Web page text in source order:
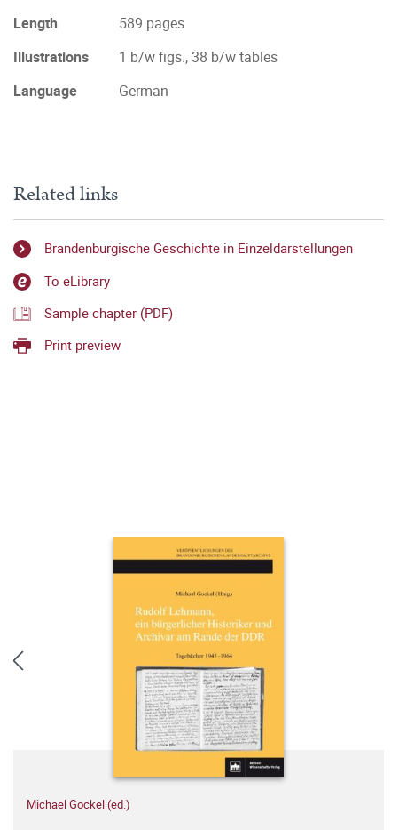
Length
589 pages
Illustrations
1 b/w figs., 38 b/w tables
Language
German
Related links
Brandenburgische Geschichte in Einzeldarstellungen
To eLibrary
Sample chapter (PDF)
Print preview
Michael Gockel (ed.)